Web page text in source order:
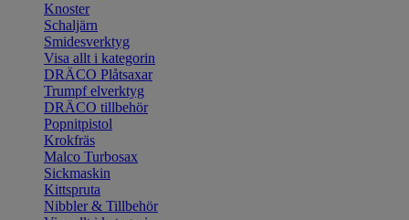
Knoster
Schaljärn
Smidesverktyg
Visa allt i kategorin
DRÄCO Plåtsaxar
Trumpf elverktyg
DRÄCO tillbehör
Popnitpistol
Krokfräs
Malco Turbosax
Sickmaskin
Kittspruta
Nibbler & Tillbehör